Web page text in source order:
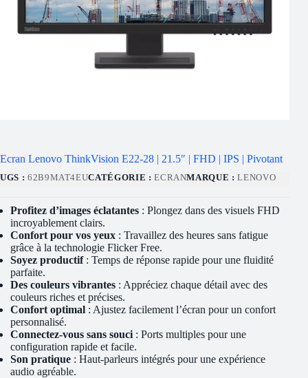
Ecran Lenovo ThinkVision E22-28 | 21.5″ | FHD | IPS | Pivotant
UGS : 62B9MAT4EUCATÉGORIE :ECRANMARQUE :LENOVO
Profitez d’images éclatantes : Plongez dans des visuels FHD
incroyablement clairs.
Confort pour vos yeux : Travaillez des heures sans fatigue
grâce à la technologie Flicker Free.
Soyez productif: Temps de réponse rapide pour une fluidité
parfaite.
Des couleurs vibrantes : Appréciez chaque détail avec des
couleurs riches et précises.
Confort optimal : Ajustez facilement l’écran pour un confort
personnalisé.
Connectez-vous sans souci : Ports multiples pour une
configuration rapide et facile.
Son pratique : Haut-parleurs intégrés pour une expérience
audio agréable.